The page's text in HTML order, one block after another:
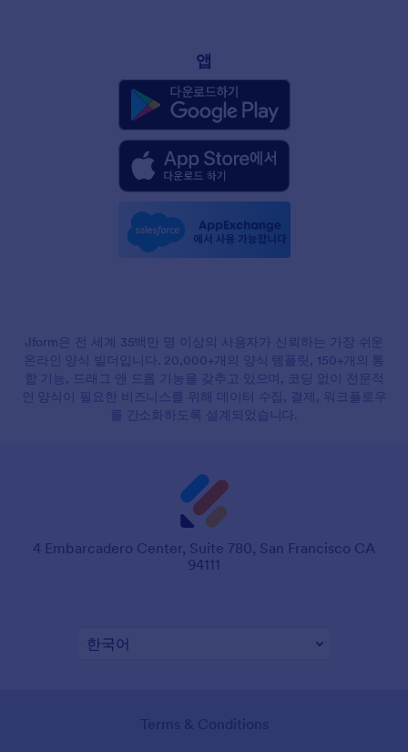
앱
Jform은 전 세계 35백만 명 이상의 사용자가 신뢰하는 가장 쉬운
온라인 양식 빌더입니다. 20,000+개의 양식 템플릿, 150+개의 통
합 기능, 드래그 앤 드롭 기능을 갖추고 있으며, 코딩 없이 전문적
인 양식이 필요한 비즈니스를 위해 데이터 수집, 결제, 워크플로우
를 간소화하도록 설계되었습니다.
4 Embarcadero Center, Suite 780, San Francisco CA
94111
Terms & Conditions